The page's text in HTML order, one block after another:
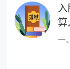
入
算